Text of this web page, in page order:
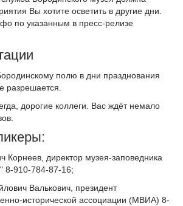
Вы хотите осветить в другие дни.
по указанным в пресс-релизе
полю в дни празднования
разрешается.
дорогие коллеги. Вас ждёт немало
Корнеев, директор музея-заповедника
8-910-784-87-16;
Валькович, президент
исторической ассоциации (МВИА) 8-